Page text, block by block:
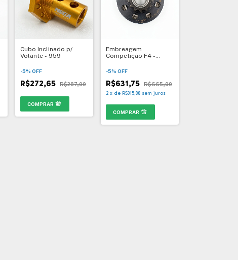
Cubo Inclinado p/
Volante - 959
-5% OFF
R$272,65 R$287,00
Embreagem
Competição F4 -
1057
-5% OFF
R$631,75 R$665,00
2 x de R$315,88 sem juros